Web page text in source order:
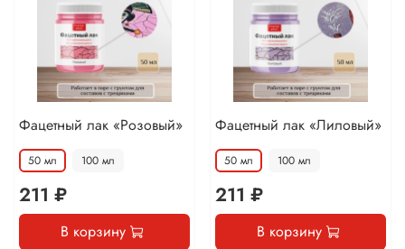
Фацетный лак «Розовый»
50 мл 100 мл
211 ₽
В корзину
Фацетный лак «Лиловый»
50 мл 100 мл
211 ₽
В корзину